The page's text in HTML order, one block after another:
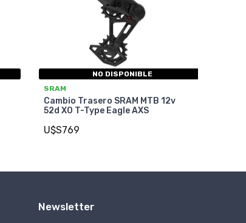
NO DISPONIBLE
SRAM
Cambio Trasero SRAM MTB 12v
52d X0 T-Type Eagle AXS
U$S769
Newsletter